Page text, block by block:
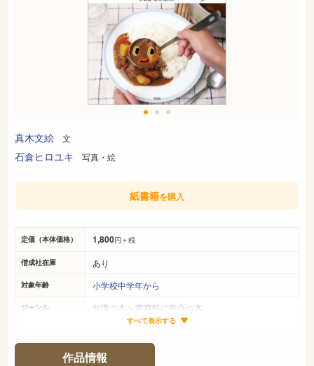
真木文絵 文
石倉ヒロユキ 写真・絵
定価（本体価格） 1,800円＋税
偕成社在庫 あり
対象年齢 小学校中学年から
ジャンル 知識の本 > 家庭科に役立つ本
32ページ
すべて表示する
紙書籍を購入
作品情報